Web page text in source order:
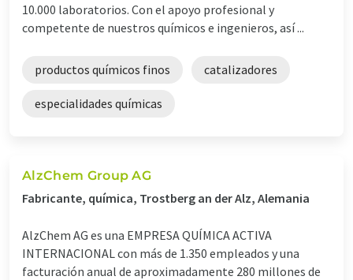
10.000 laboratorios. Con el apoyo profesional y
competente de nuestros químicos e ingenieros, así ...
productos químicos finos catalizadores
especialidades químicas
AlzChem Group AG
Fabricante, química, Trostberg an der Alz, Alemania
AlzChem AG es una EMPRESA QUÍMICA ACTIVA
INTERNACIONAL con más de 1.350 empleados y una
facturación anual de aproximadamente 280 millones de